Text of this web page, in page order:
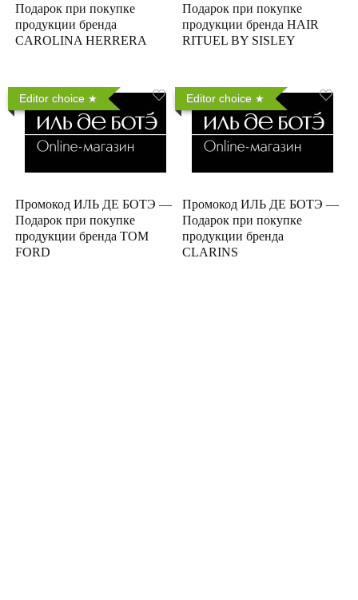
Подарок при покупке
продукции бренда
CAROLINA HERRERA
Подарок при покупке
продукции бренда HAIR
RITUEL BY SISLEY
Editor choice
Промокод ИЛЬ ДЕ БОТЭ —
Подарок при покупке
продукции бренда TOM
FORD
Editor choice
Промокод ИЛЬ ДЕ БОТЭ —
Подарок при покупке
продукции бренда
CLARINS